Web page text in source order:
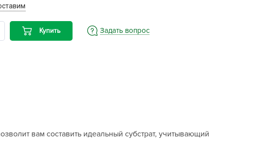
Bona Forte
Grass
Купить Задать вопрос
вам составить идеальный субстрат, учитывающий